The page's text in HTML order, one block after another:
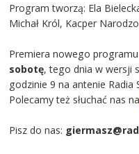
Program tworzą: Ela
Michał Król, Kacper
Premiera nowego
sobotę, tego dnia w wersji
godzinie 9 na antenie Radia
Polecamy też słuchać nas na
Pisz do nas: